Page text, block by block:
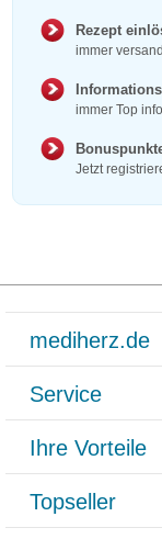
Rezept
immer
immer Top
Jetzt
mediherz.de
Glossar
Häufig gestellte
Datenschutz
Service
Paketlieferstatus
Ihre Vorteile
Rezeptlieferung
Bonusprogramm
Topseller